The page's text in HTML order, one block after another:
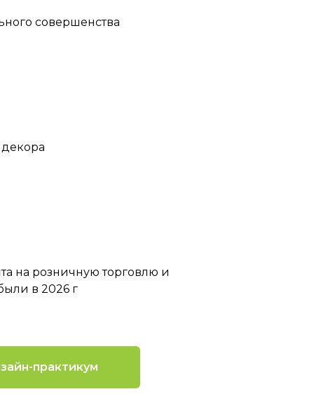
совершенства
на розничную торговлю и
в 2026 г
практикум